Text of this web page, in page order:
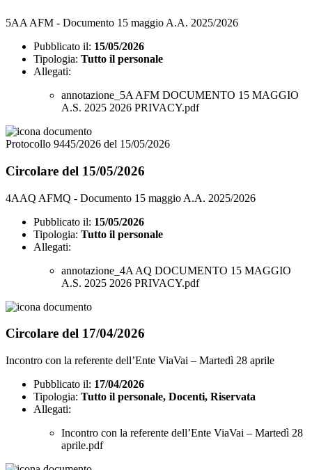
5AA AFM - Documento 15 maggio A.A. 2025/2026
Pubblicato il: 15/05/2026
Tipologia: Tutto il personale
Allegati:
annotazione_5A AFM DOCUMENTO 15 MAGGIO
A.S. 2025 2026 PRIVACY.pdf
Protocollo 9445/2026 del 15/05/2026
Circolare del 15/05/2026
4AAQ AFMQ - Documento 15 maggio A.A. 2025/2026
Pubblicato il: 15/05/2026
Tipologia: Tutto il personale
Allegati:
annotazione_4A AQ DOCUMENTO 15 MAGGIO
A.S. 2025 2026 PRIVACY.pdf
Circolare del 17/04/2026
Incontro con la referente dell’Ente ViaVai – Martedì 28 aprile
Pubblicato il: 17/04/2026
Tipologia: Tutto il personale, Docenti, Riservata
Allegati:
Incontro con la referente dell’Ente ViaVai – Martedì 28
aprile.pdf